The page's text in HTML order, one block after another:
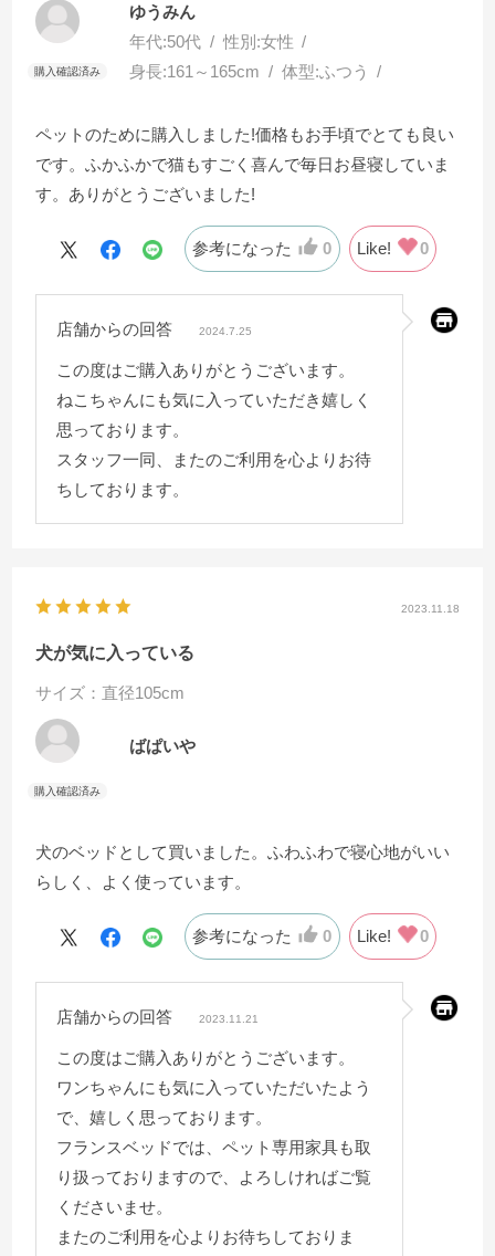
ゆうみん
年代:50代 性別:女性
身長:161～165cm 体型:ふつう
ペットのために購入しました!価格もお手頃でとても良い
です。ふかふかで猫もすごく喜んで毎日お昼寝していま
す。ありがとうございました!
参考になった 0 Like! 0
店舗からの回答 2024.7.25
この度はご購入ありがとうございます。
ねこちゃんにも気に入っていただき嬉しく
思っております。
スタッフ一同、またのご利用を心よりお待
ちしております。
2023.11.18
犬が気に入っている
サイズ：直径105cm
ばぱいや
犬のベッドとして買いました。ふわふわで寝心地がいい
らしく、よく使っています。
参考になった 0 Like! 0
店舗からの回答 2023.11.21
この度はご購入ありがとうございます。
ワンちゃんにも気に入っていただいたよう
で、嬉しく思っております。
フランスベッドでは、ペット専用家具も取
り扱っておりますので、よろしければご覧
くださいませ。
またのご利用を心よりお待ちしておりま